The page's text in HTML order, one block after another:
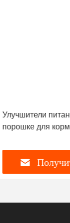
Улучшители
порошке для